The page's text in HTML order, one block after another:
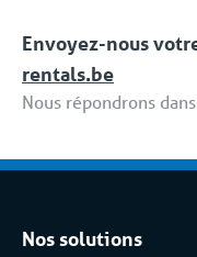
Envoyez-nous
rentals.be
Nous répondrons
Nos solutions